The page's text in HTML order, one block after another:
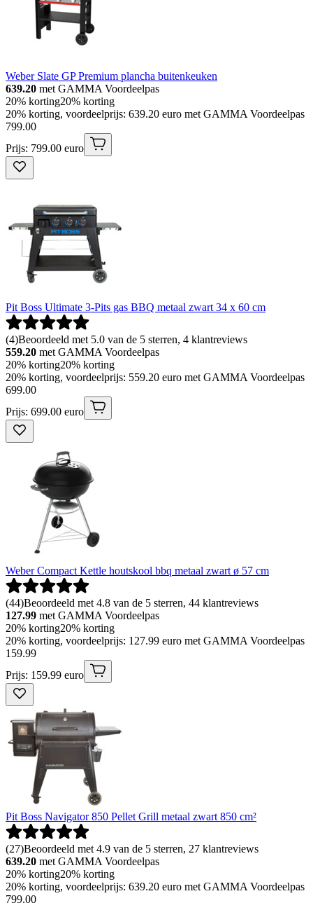
Weber Slate GP Premium plancha buitenkeuken
639.20 met GAMMA Voordeelpas
20% korting20% korting
20% korting, voordeelprijs: 639.20 euro met GAMMA Voordeelpas
799.00
Prijs: 799.00 euro
Pit Boss Ultimate 3-Pits gas BBQ metaal zwart 34 x 60 cm
(4)Beoordeeld met 5.0 van de 5 sterren, 4 klantreviews
559.20 met GAMMA Voordeelpas
20% korting20% korting
20% korting, voordeelprijs: 559.20 euro met GAMMA Voordeelpas
699.00
Prijs: 699.00 euro
Weber Compact Kettle houtskool bbq metaal zwart ø 57 cm
(44)Beoordeeld met 4.8 van de 5 sterren, 44 klantreviews
127.99 met GAMMA Voordeelpas
20% korting20% korting
20% korting, voordeelprijs: 127.99 euro met GAMMA Voordeelpas
159.99
Prijs: 159.99 euro
Pit Boss Navigator 850 Pellet Grill metaal zwart 850 cm²
(27)Beoordeeld met 4.9 van de 5 sterren, 27 klantreviews
639.20 met GAMMA Voordeelpas
20% korting20% korting
20% korting, voordeelprijs: 639.20 euro met GAMMA Voordeelpas
799.00